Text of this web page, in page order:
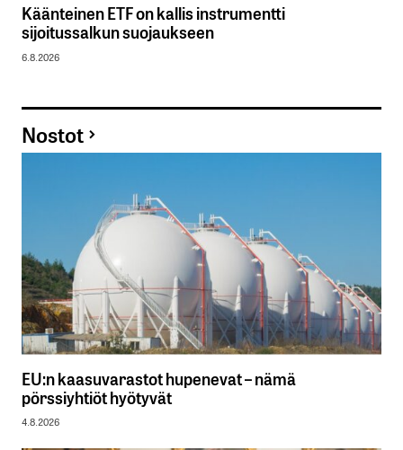
Käänteinen ETF on kallis instrumentti
sijoitussalkun suojaukseen
6.8.2026
Nostot
EU:n kaasuvarastot hupenevat – nämä
pörssiyhtiöt hyötyvät
4.8.2026